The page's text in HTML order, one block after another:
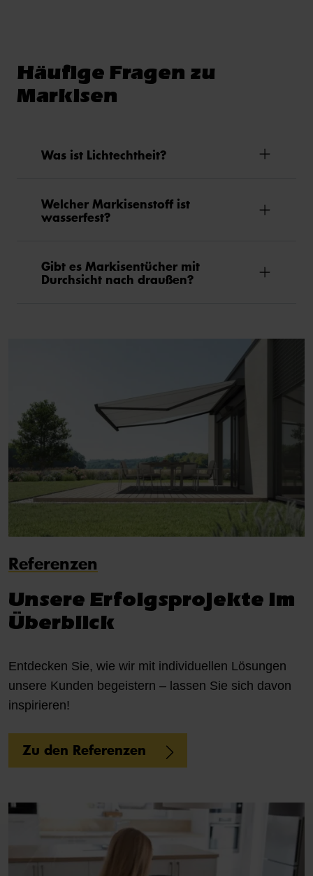
Häufige Fragen zu
Markisen
Was ist Lichtechtheit?
Welcher Markisenstoff ist
wasserfest?
Gibt es Markisentücher mit
Durchsicht nach draußen?
Referenzen
Unsere Erfolgsprojekte im
Überblick
Entdecken Sie, wie wir mit individuellen Lösungen
unsere Kunden begeistern – lassen Sie sich davon
inspirieren!
Zu den Referenzen